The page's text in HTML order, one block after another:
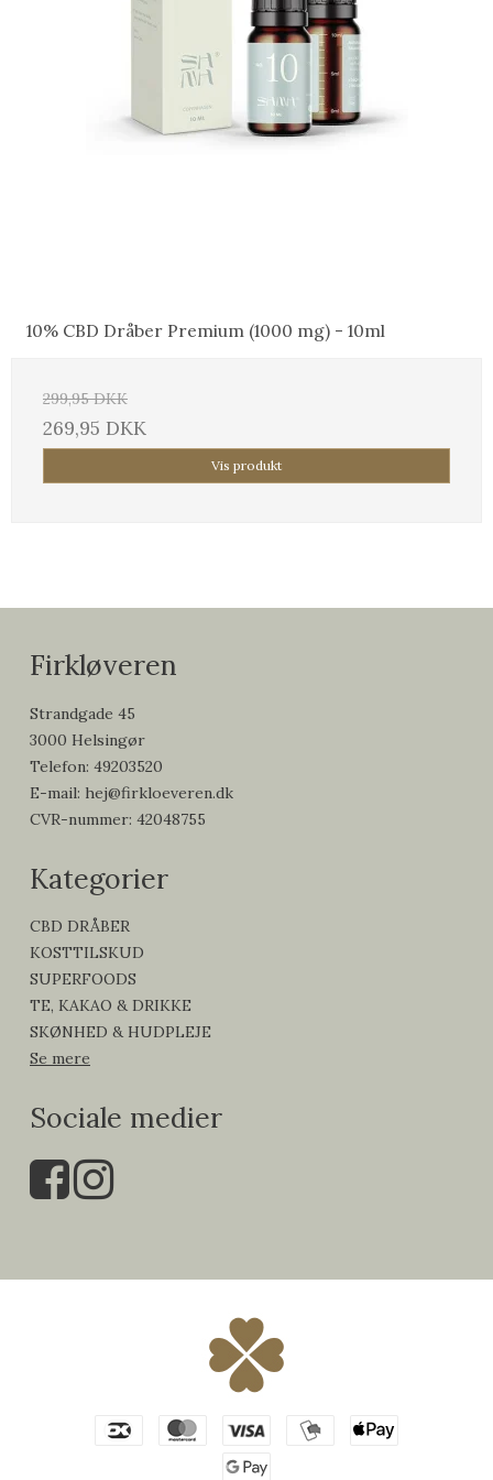
10% CBD Dråber Premium (1000 mg) - 10ml
299,95 DKK
269,95 DKK
Vis produkt
Firkløveren
Strandgade 45
3000 Helsingør
Telefon: 49203520
E-mail: hej@firkloeveren.dk
CVR-nummer: 42048755
Kategorier
CBD DRÅBER
KOSTTILSKUD
SUPERFOODS
TE, KAKAO & DRIKKE
SKØNHED & HUDPLEJE
Se mere
Sociale medier